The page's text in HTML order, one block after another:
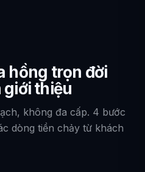
hồng trọn đời
thiệu
không đa cấp. 4 bước
dòng tiền chảy từ khách